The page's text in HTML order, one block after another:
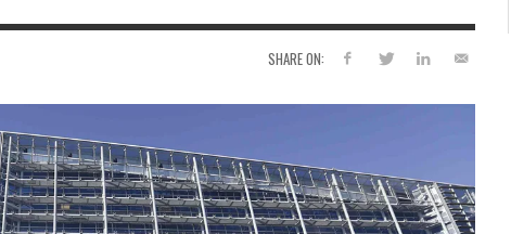
SHARE ON: